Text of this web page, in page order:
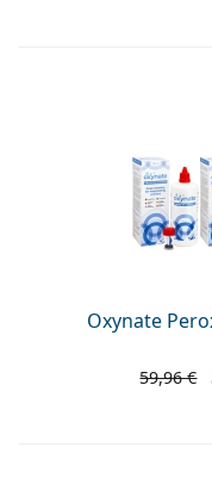
Oxynate
59,96 €